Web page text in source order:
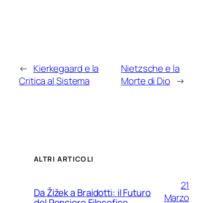
← Kierkegaard e la
Critica al Sistema
Nietzsche e la
Morte di Dio →
ALTRI ARTICOLI
Da Žižek a Braidotti: il Futuro
21
Marzo